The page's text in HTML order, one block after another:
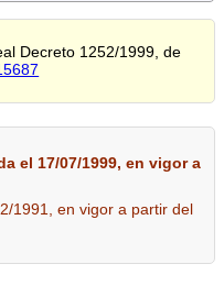
Decreto 1252/1999, de
el 17/07/1999, en vigor a
1991, en vigor a partir del